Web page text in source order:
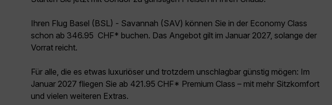
Ihren Flug Basel (BSL) - Savannah (SAV) können Sie in der Economy Class
schon ab 346.95 CHF* buchen. Das Angebot gilt im Januar 2027, solange der
Vorrat reicht.
Für alle, die es etwas luxuriöser und trotzdem unschlagbar günstig mögen: Im
Januar 2027 fliegen Sie ab 421.95 CHF* Premium Class – mit mehr Sitzkomfort
und vielen weiteren Extras.